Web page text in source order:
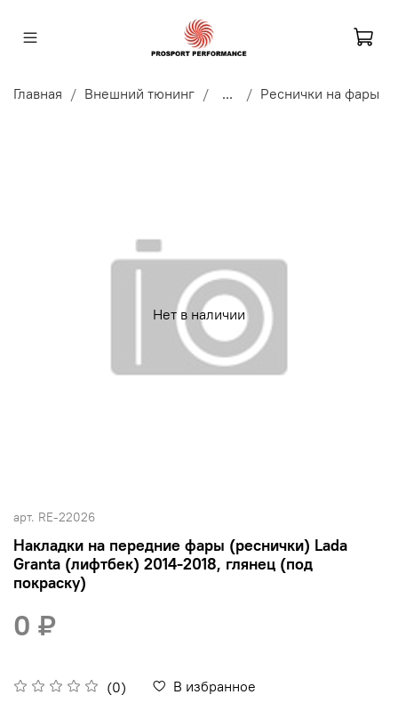
Главная Внешний тюнинг ... Реснички на фары
Нет в наличии
арт. RE-22026
Накладки на передние фары (реснички) Lada
Granta (лифтбек) 2014-2018, глянец (под
покраску)
(0) В избранное
0 ₽